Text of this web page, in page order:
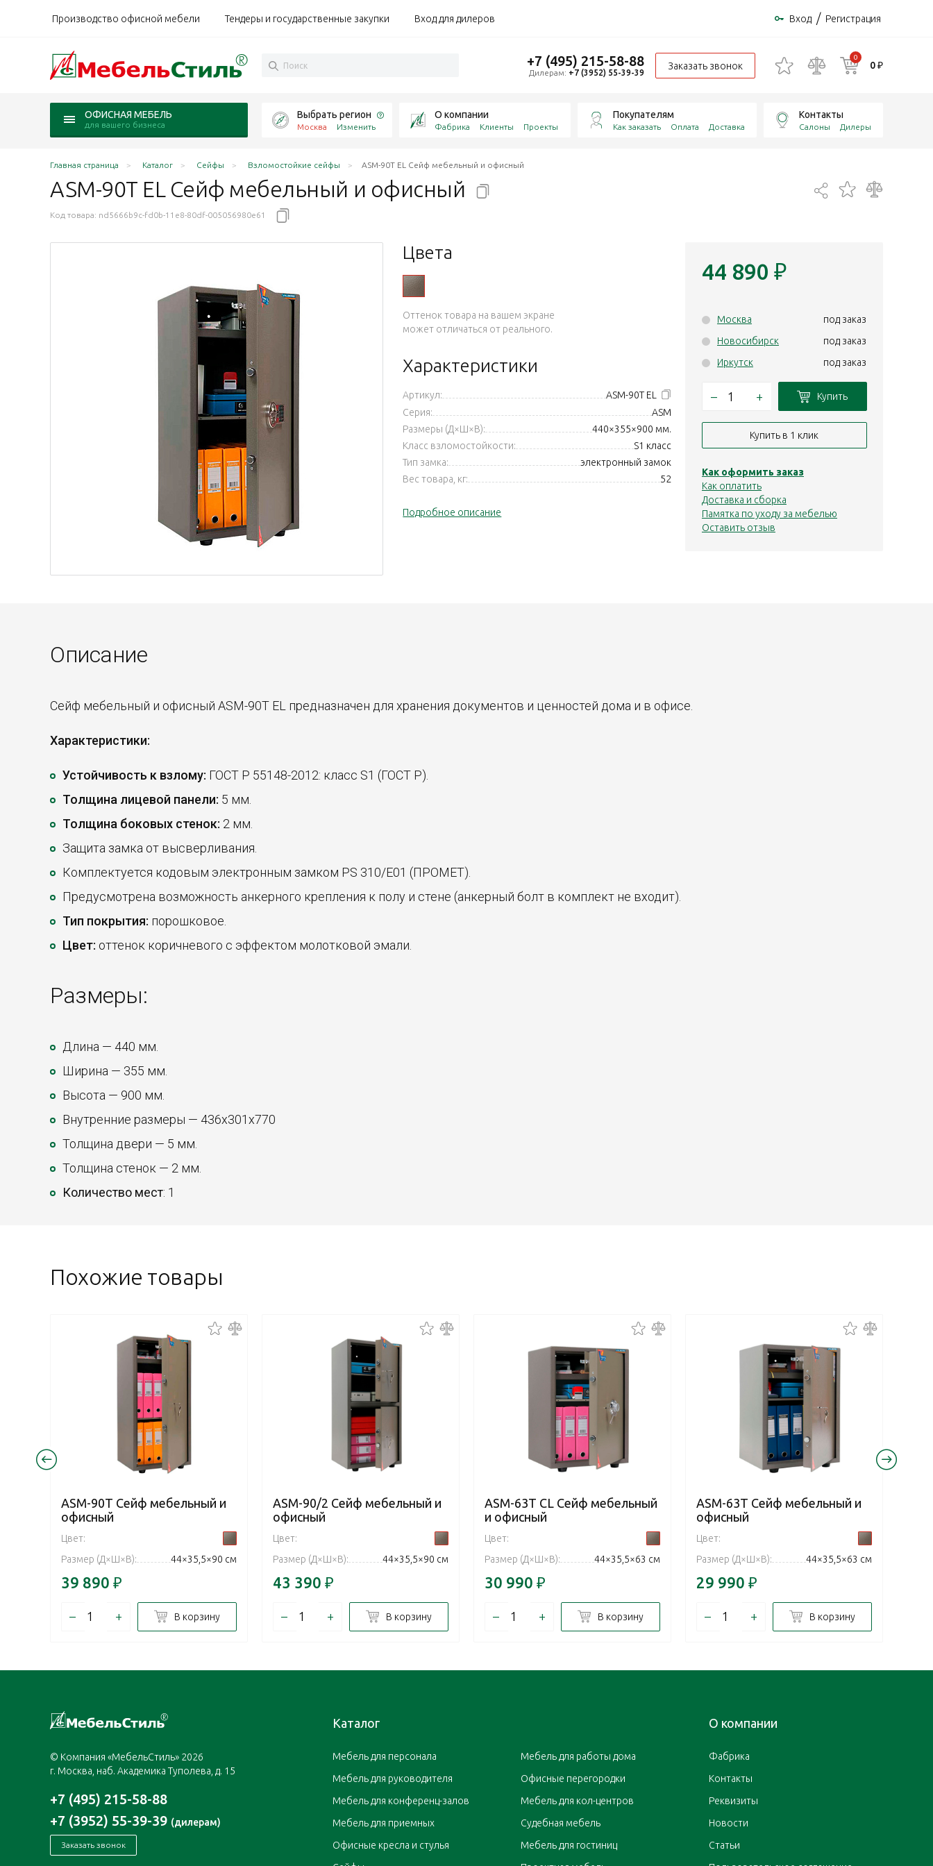
Производство офисной мебели Тендеры и государственные закупки Вход для дилеров Вход / Регистрация
+7 (495) 215-58-88
Дилерам: +7 (3952) 55-39-39
Заказать звонок
0
0 ₽
ОФИСНАЯ МЕБЕЛЬ
для вашего бизнеса
Выбрать регион
Москва Изменить
О компании
Фабрика Клиенты Проекты
Покупателям
Как заказать Оплата Доставка
Контакты
Салоны Дилеры
Главная страница Каталог Сейфы Взломостойкие сейфы ASM-90T EL Сейф мебельный и офисный
ASM-90T EL Сейф мебельный и офисный
Код товара: nd5666b9c-fd0b-11e8-80df-005056980e61
Цвета
Оттенок товара на вашем экране
может отличаться от реального.
Характеристики
Артикул:
ASM-90T EL
Серия:
ASM
Размеры (Д×Ш×В):
440×355×900 мм.
Класс взломостойкости:
S1 класс
Тип замка:
электронный замок
Вес товара, кг:
52
Подробное описание
44 890 ₽
Москва
под заказ
Новосибирск
под заказ
Иркутск
под заказ
– + Купить
Купить в 1 клик
Как оформить заказ
Как оплатить
Доставка и сборка
Памятка по уходу за мебелью
Оставить отзыв
Описание
Сейф мебельный и офисный ASM-90T EL предназначен для хранения документов и ценностей дома и в офисе.
Характеристики:
Устойчивость к взлому: ГОСТ Р 55148-2012: класс S1 (ГОСТ Р).
Толщина лицевой панели: 5 мм.
Толщина боковых стенок: 2 мм.
Защита замка от высверливания.
Комплектуется кодовым электронным замком PS 310/E01 (ПРОМЕТ).
Предусмотрена возможность анкерного крепления к полу и стене (анкерный болт в комплект не входит).
Тип покрытия: порошковое.
Цвет: оттенок коричневого с эффектом молотковой эмали.
Размеры:
Длина — 440 мм.
Ширина — 355 мм.
Высота — 900 мм.
Внутренние размеры — 436х301х770
Толщина двери — 5 мм.
Толщина стенок — 2 мм.
Количество мест: 1
Похожие товары
ASM-90T Сейф мебельный и
офисный
Цвет:
Размер (Д×Ш×В):
44×35,5×90 см
39 890 ₽
– + В корзину
ASM-90/2 Сейф мебельный и
офисный
Цвет:
Размер (Д×Ш×В):
44×35,5×90 см
43 390 ₽
– + В корзину
ASM-63Т CL Сейф мебельный
и офисный
Цвет:
Размер (Д×Ш×В):
44×35,5×63 см
30 990 ₽
– + В корзину
ASM-63T Сейф мебельный и
офисный
Цвет:
Размер (Д×Ш×В):
44×35,5×63 см
29 990 ₽
– + В корзину
© Компания «МебельСтиль» 2026
г. Москва, наб. Академика Туполева, д. 15
+7 (495) 215-58-88
+7 (3952) 55-39-39 (дилерам)
Заказать звонок
Каталог
Мебель для персонала
Мебель для руководителя
Мебель для конференц-залов
Мебель для приемных
Офисные кресла и стулья
Мебель для работы дома
Офисные перегородки
Мебель для кол-центров
Судебная мебель
Мебель для гостиниц
О компании
Фабрика
Контакты
Реквизиты
Новости
Статьи